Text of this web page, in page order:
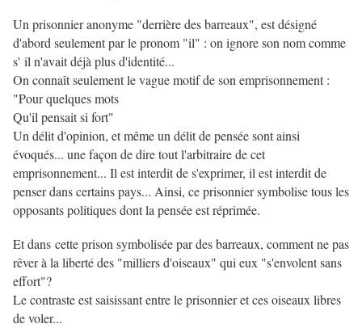
Un prisonnier anonyme "derrière des barreaux", est désigné
d'abord seulement par le pronom "il" : on ignore son nom comme
s' il n'avait déjà plus d'identité...
On connaît seulement le vague motif de son emprisonnement :
"Pour quelques mots
Qu'il pensait si fort"
Un délit d'opinion, et même un délit de pensée sont ainsi
évoqués... une façon de dire tout l'arbitraire de cet
emprisonnement... Il est interdit de s'exprimer, il est interdit de
penser dans certains pays... Ainsi, ce prisonnier symbolise tous les
opposants politiques dont la pensée est réprimée.
Et dans cette prison symbolisée par des barreaux, comment ne pas
rêver à la liberté des "milliers d'oiseaux" qui eux "s'envolent sans
effort"?
Le contraste est saisissant entre le prisonnier et ces oiseaux libres
de voler...